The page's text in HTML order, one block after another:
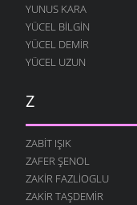
YUNUS KARA
YÜCEL BILGIN
YÜCEL DEMIR
YÜCEL UZUN
Z
ZABIT IŞIK
ZAFER ŞENOL
ZAKIR FAZLIOGLU
ZAKIR TAŞDEMIR